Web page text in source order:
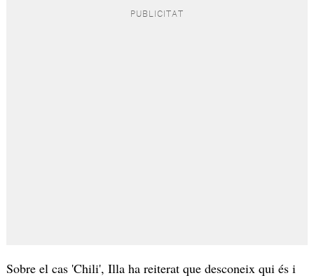
Sobre el cas 'Chili', Illa ha reiterat que desconeix qui és i